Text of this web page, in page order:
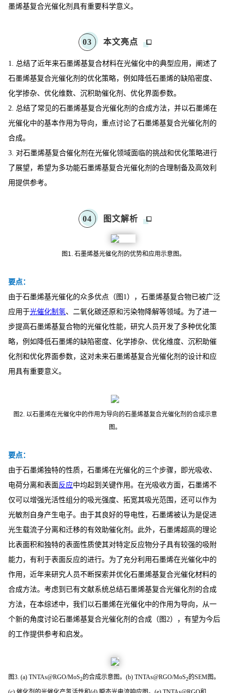
墨烯基复合光催化剂具有重要科学意义。
03 本文亮点
1. 总结了近年来石墨烯基复合材料在光催化中的典型应用，阐述了
石墨烯基复合光催化剂的优化策略，例如降低石墨烯的缺陷密度、
化学掺杂、优化维数、沉积助催化剂、优化界面参数。
2. 总结了常见的石墨烯基复合光催化剂的合成方法，并以石墨烯在
光催化中的基本作用为导向，重点讨论了石墨烯基复合光催化剂的
合成。
3. 对石墨烯基复合催化剂在光催化领域面临的挑战和优化策略进行
了展望，希望为多功能石墨烯基复合光催化剂的合理制备及高效利
用提供参考。
04 图文解析
图1. 石墨烯基光催化剂的优势和应用示意图。
要点：
由于石墨烯基光催化的众多优点（图1），石墨烯基复合物已被广泛
应用于光催化制氢、二氧化碳还原和污染物降解等领域。为了进一
步提高石墨烯基复合物的光催化性能，研究人员开发了多种优化策
略，例如降低石墨烯的缺陷密度、化学掺杂、优化维度、沉积助催
化剂和优化界面参数，这对未来石墨烯基复合光催化剂的设计和应
用具有重要意义。
图2. 以石墨烯在光催化中的作用为导向的石墨烯基复合光催化剂的合成示意
图。
要点：
由于石墨烯独特的性质，石墨烯在光催化的三个步骤，即光吸收、
电荷分离和表面反应中均起到关键作用。在光吸收方面，石墨烯不
仅可以增强光活性组分的吸光强度、拓宽其吸光范围，还可以作为
光敏剂自身产生电子。由于其良好的导电性，石墨烯被认为是促进
光生载流子分离和迁移的有效助催化剂。此外，石墨烯超高的理论
比表面积和独特的表面性质使其对特定反应物分子具有较强的吸附
能力，有利于表面反应的进行。为了充分利用石墨烯在光催化中的
作用，近年来研究人员不断探索并优化石墨烯基复合光催化材料的
合成方法。考虑到已有文献系统总结石墨烯基复合光催化剂的合成
方法，在本综述中，我们以石墨烯在光催化中的作用为导向，从一
个新的角度讨论石墨烯基复合光催化剂的合成（图2），有望为今后
的工作提供参考和启发。
图3. (a) TNTAs@RGO/MoS2的合成示意图。(b) TNTAs@RGO/MoS2的SEM图。